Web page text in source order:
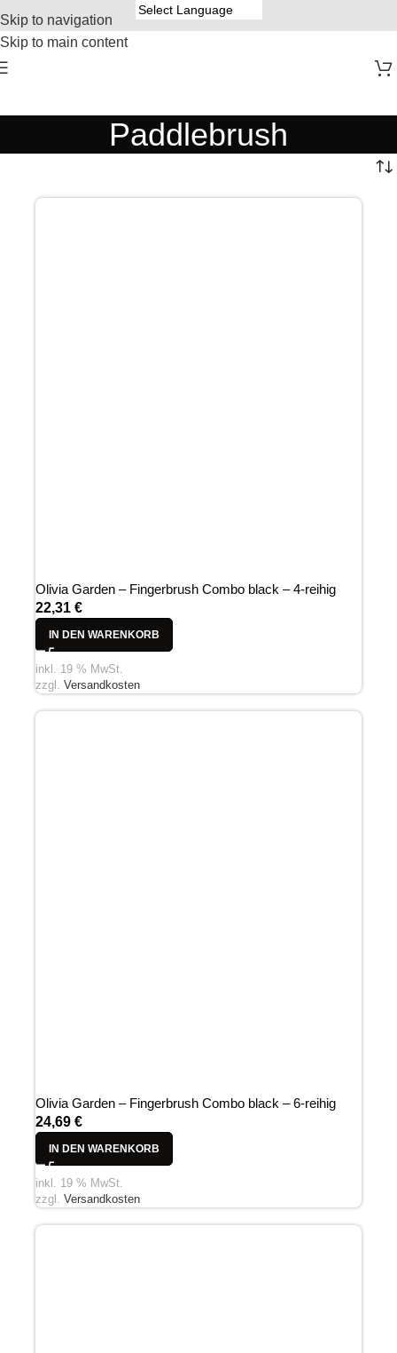
Skip to navigation
Skip to main content
Paddlebrush
Olivia Garden – Fingerbrush Combo black – 4-reihig
22,31 €
IN DEN WARENKORB
inkl. 19 % MwSt.
zzgl. Versandkosten
Olivia Garden – Fingerbrush Combo black – 6-reihig
24,69 €
IN DEN WARENKORB
inkl. 19 % MwSt.
zzgl. Versandkosten